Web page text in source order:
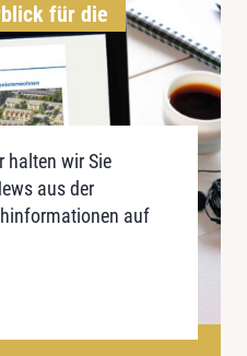
für die
halten wir Sie
aus der
auf